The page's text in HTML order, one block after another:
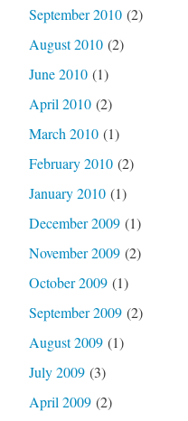
September 2010(2)
August 2010(2)
June 2010(1)
April 2010(2)
March 2010(1)
February 2010(2)
January 2010(1)
December 2009(1)
November 2009(2)
October 2009(1)
September 2009(2)
August 2009(1)
July 2009(3)
April 2009(2)